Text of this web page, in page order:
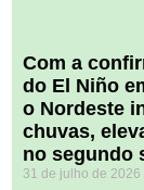
Com a
do El Niño
o Nordeste
chuvas,
no segundo
31 de julho de 2026